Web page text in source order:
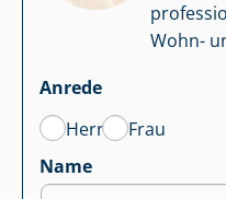
Wohn-
Anrede
Herr
Frau
Name